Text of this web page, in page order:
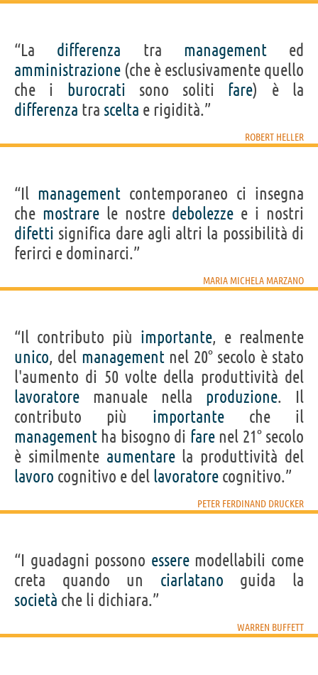
“La differenza tra managemented
amministrazione (che è esclusivamente quello
che i burocrati sono soliti fare) è la
differenza tra scelta e rigidità.”
ROBERT HELLER
“Il management contemporaneo ci insegna
che mostrarele nostre debolezze e i nostri
difetti significa dare agli altri la possibilità di
ferirci e dominarci.”
MARIA MICHELA MARZANO
“Il contributo più importante, e realmente
unico, del managementnel 20° secolo è stato
l'aumento di 50 volte della produttività del
lavoratore manuale nella produzione. Il
contributo più importanteche il
management ha bisogno di farenel 21° secolo
è similmente aumentarela produttività del
lavoro cognitivo e del lavoratore cognitivo.”
PETER FERDINAND DRUCKER
“I guadagni possono esseremodellabili come
creta quando un ciarlatano guida la
società che li dichiara.”
WARREN BUFFETT